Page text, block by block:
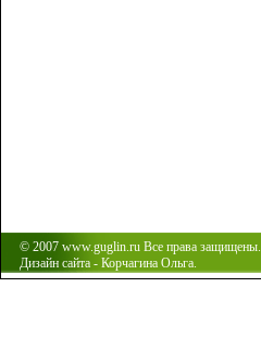
© 2007 www.guglin.ru Все права защищены.
Дизайн сайта - Корчагина Ольга.